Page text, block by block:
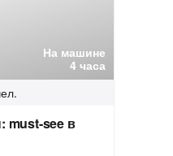
На машине
4 часа
must-see в